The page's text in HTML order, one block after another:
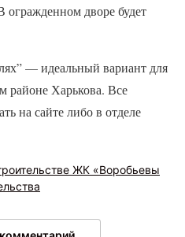
дворе будет
— идеальный вариант для
районе Харькова. Все
на сайте либо в отделе
ЖК «Воробьевы